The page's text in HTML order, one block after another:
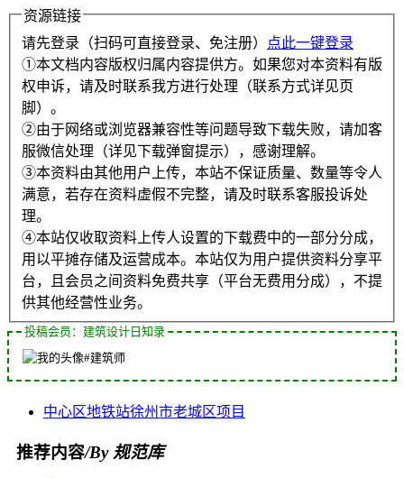
资源链接
请先登录（扫码可直接登录、免注册）
点此一键登录
①本文档内容版权归属内容提供方。如果您对本资料有版
权申诉，请及时联系我方进行处理（联系方式详见页
脚）。
②由于网络或浏览器兼容性等问题导致下载失败，请加客
服微信处理（详见下载弹窗提示），感谢理解。
③本资料由其他用户上传，本站不保证质量、数量等令人
满意，若存在资料虚假不完整，请及时联系客服投诉处
理。
④本站仅收取资料上传人设置的下载费中的一部分分成，
用以平摊存储及运营成本。本站仅为用户提供资料分享平
台，且会员之间资料免费共享（平台无费用分成），不提
供其他经营性业务。
投稿会员：建筑设计日知录
#建筑师
中心区地铁站徐州市老城区项目
推荐内容/By 规范库